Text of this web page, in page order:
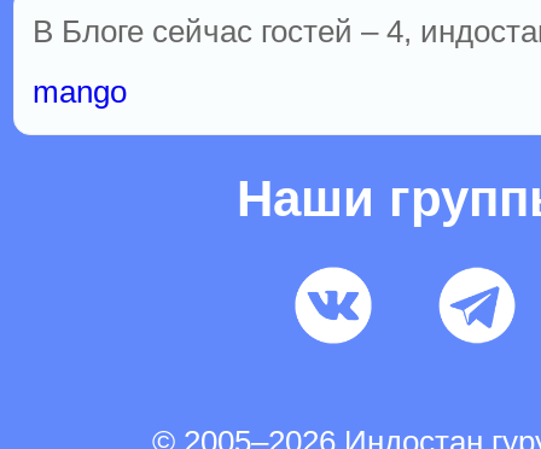
В Блоге сейчас гостей – 4,
mango
Наши
© 2005–2026